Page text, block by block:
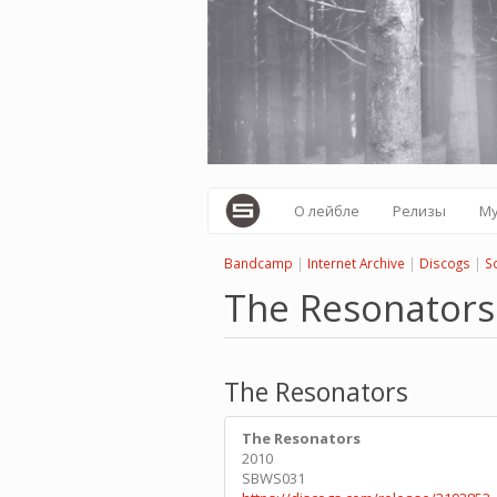
О лейбле Релизы
Bandcamp | Internet Archive | Discogs |
The Resonators
The Resonators
The Resonators
2010
SBWS031